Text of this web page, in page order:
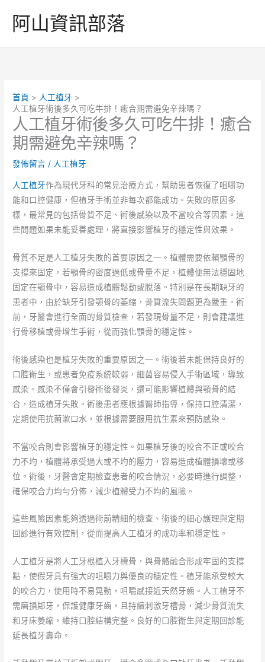
阿山資訊部落
首頁
人工植牙
人工植牙術後多久可吃牛排！癒合期需避免辛辣嗎？
人工植牙術後多久可吃牛排！癒合
期需避免辛辣嗎？
發佈留言 / 人工植牙
人工植牙作為現代牙科的常見治療方式，幫助患者恢復了咀嚼功
能和口腔健康，但植牙手術並非每次都能成功。失敗的原因多
樣，最常見的包括骨質不足、術後感染以及不當咬合等因素。這
些問題如果未能妥善處理，將直接影響植牙的穩定性與效果。
骨質不足是人工植牙失敗的首要原因之一。植體需要依賴顎骨的
支撐來固定，若顎骨的密度過低或骨量不足，植體便無法穩固地
固定在顎骨中，容易造成植體鬆動或脫落。特別是在長期缺牙的
患者中，由於缺牙引發顎骨的萎縮，骨質流失問題更為嚴重。術
前，牙醫會進行全面的骨質檢查，若發現骨量不足，則會建議進
行骨移植或骨增生手術，從而強化顎骨的穩定性。
術後感染也是植牙失敗的重要原因之一。術後若未能保持良好的
口腔衛生，或患者免疫系統較弱，細菌容易侵入手術區域，導致
感染。感染不僅會引發術後發炎，還可能影響植體與顎骨的結
合，造成植牙失敗。術後患者應根據醫師指導，保持口腔清潔，
定期使用抗菌漱口水，並根據需要服用抗生素來預防感染。
不當咬合則會影響植牙的穩定性。如果植牙後的咬合不正或咬合
力不均，植體將承受過大或不均的壓力，容易造成植體損壞或移
位。術後，牙醫會定期檢查患者的咬合情況，必要時進行調整，
確保咬合力均勻分佈，減少植體受力不均的風險。
這些風險因素能夠透過術前精細的檢查、術後的細心護理與定期
回診進行有效控制，從而提高人工植牙的成功率和穩定性。
人工植牙是將人工牙根植入牙槽骨，與骨骼融合形成牢固的支撐
點，使假牙具有強大的咀嚼力與優良的穩定性。植牙能承受較大
的咬合力，使用時不易晃動，咀嚼感接近天然牙齒。人工植牙不
需磨損鄰牙，保護健康牙齒，且持續刺激牙槽骨，減少骨質流失
和牙床萎縮，維持口腔結構完整。良好的口腔衛生與定期回診能
延長植牙壽命。